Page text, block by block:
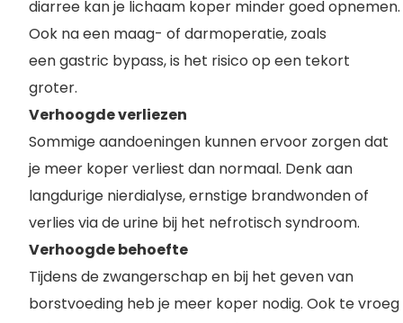
diarree kan je lichaam koper minder goed opnemen.
Ook na een maag- of darmoperatie, zoals
een gastric bypass, is het risico op een tekort
groter.
Verhoogde verliezen
Sommige aandoeningen kunnen ervoor zorgen dat
je meer koper verliest dan normaal. Denk aan
langdurige nierdialyse, ernstige brandwonden of
verlies via de urine bij het nefrotisch syndroom.
Verhoogde behoefte
Tijdens de zwangerschap en bij het geven van
borstvoeding heb je meer koper nodig. Ook te vroeg